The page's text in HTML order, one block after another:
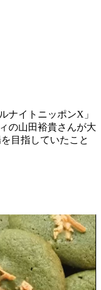
ナイトニッポンX」
の山田裕貴さんが大
目指していたこと